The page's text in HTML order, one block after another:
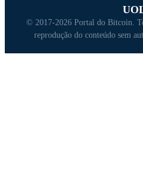
© 2017-2026 Portal do Bitcoin.
reprodução do conteúdo sem